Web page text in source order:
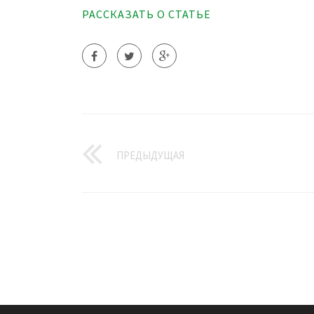
РАССКАЗАТЬ О СТАТЬЕ
ПРЕДЫДУЩАЯ